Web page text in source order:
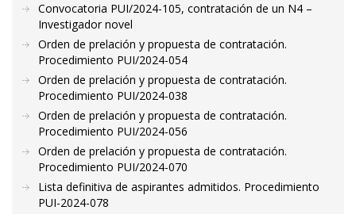
Convocatoria PUI/2024-105, contratación de un N4 –
Investigador novel
Orden de prelación y propuesta de contratación.
Procedimiento PUI/2024-054
Orden de prelación y propuesta de contratación.
Procedimiento PUI/2024-038
Orden de prelación y propuesta de contratación.
Procedimiento PUI/2024-056
Orden de prelación y propuesta de contratación.
Procedimiento PUI/2024-070
Lista definitiva de aspirantes admitidos. Procedimiento
PUI-2024-078